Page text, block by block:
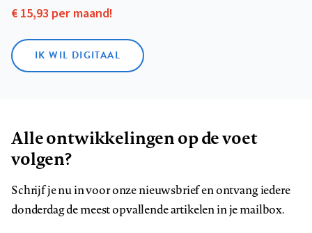
€ 15,93 per maand!
IK WIL DIGITAAL
Alle ontwikkelingen op de voet
volgen?
Schrijf je nu in voor onze nieuwsbrief en ontvang iedere
donderdag de meest opvallende artikelen in je mailbox.